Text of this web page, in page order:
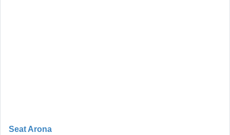
Seat Arona